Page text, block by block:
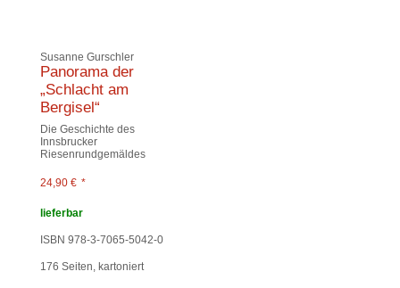
Susanne Gurschler
Panorama der
„Schlacht am
Bergisel“
Die Geschichte des
Innsbrucker
Riesenrundgemäldes
24,90 € *
lieferbar
ISBN 978-3-7065-5042-0
176 Seiten, kartoniert